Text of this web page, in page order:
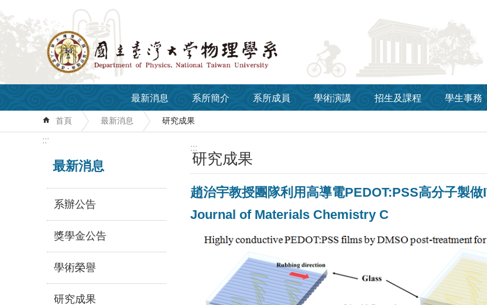
跳到主要內容區塊
最新消息 系所簡介 系所成員 學術演講 招生及課程 學生事務
首頁 最新消息 研究成果
:::
最新消息
系辦公告
獎學金公告
學術榮譽
研究成果
:::
研究成果
趙治宇教授團隊利用高導電PEDOT:PSS高分子製
Journal of Materials Chemistry C